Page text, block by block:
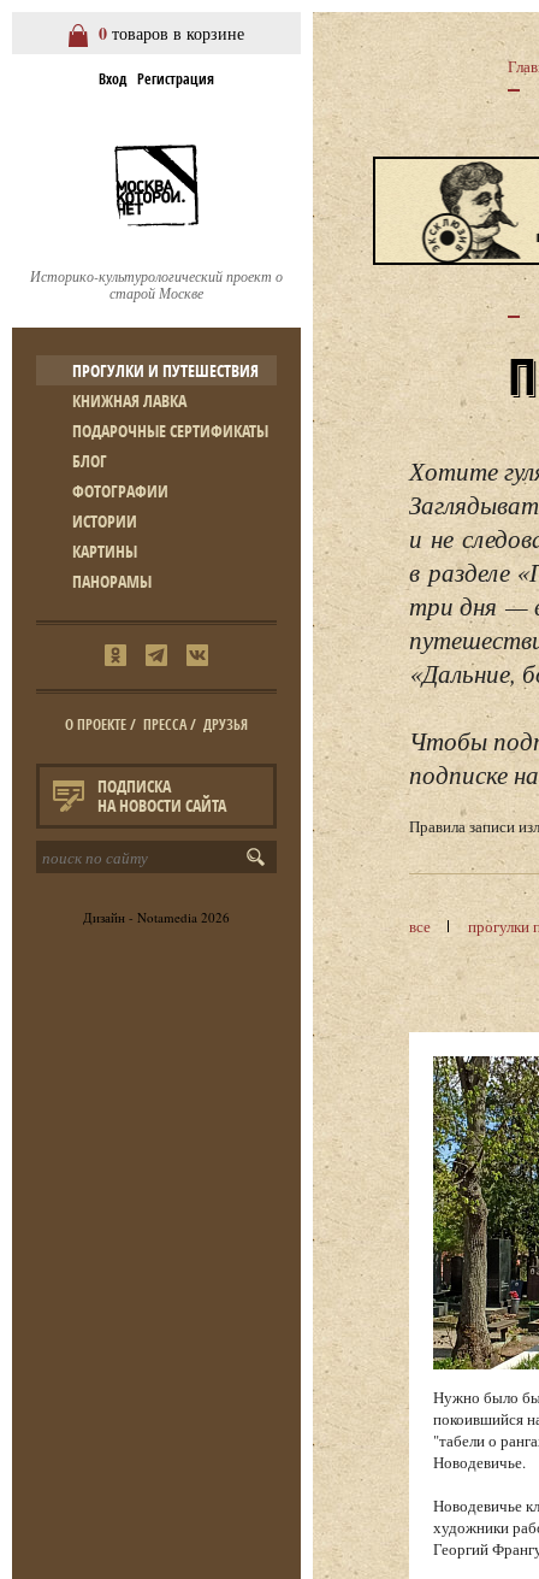
0 товаров в корзине
Вход Регистрация
Историко-культурологический проект о
старой Москве
ПРОГУЛКИ И ПУТЕШЕСТВИЯ
КНИЖНАЯ ЛАВКА
ПОДАРОЧНЫЕ СЕРТИФИКАТЫ
БЛОГ
ФОТОГРАФИИ
ИСТОРИИ
КАРТИНЫ
ПАНОРАМЫ
О ПРОЕКТЕ/ ПРЕССА/ ДРУЗЬЯ
ПОДПИСКА
НА НОВОСТИ САЙТА
Дизайн - Notamedia 2026
Хотите
и не
в разделе
три дня —
«Дальние,
Чтобы
подписке
Правила записи
все прогулки
Нужно было
покоившийся
"табели о
Новодевичье.
Новодевичье
художники
Георгий